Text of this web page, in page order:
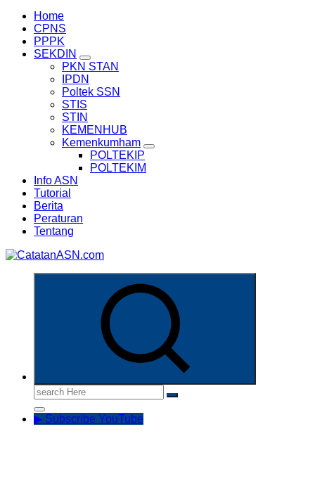
Home
CPNS
PPPK
SEKDIN
PKN STAN
IPDN
Poltek SSN
STIS
STIN
KEMENHUB
Kemenkumham
POLTEKIP
POLTEKIM
Info ASN
Tutorial
Berita
Peraturan
Tentang
Search
for:
▶ Subscribe YouTube